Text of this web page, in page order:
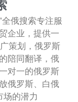
俄搜索专注服
企业，提供一
策划，俄罗斯
陪同翻译，俄
对一的俄罗斯
俄罗斯、白俄
场的潜力